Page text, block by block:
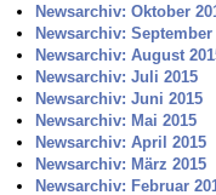
Newsarchiv: Oktober
Newsarchiv: September
Newsarchiv: August
Newsarchiv: Juli 2015
Newsarchiv: Juni 2015
Newsarchiv: Mai 2015
Newsarchiv: April 2015
Newsarchiv: März 2015
Newsarchiv: Februar